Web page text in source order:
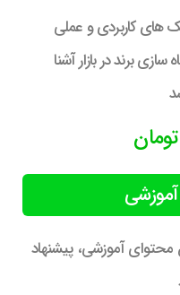
های کاربردی و عملی
برند در بازار آشنا
محتوای آموزشی، پیشنهاد